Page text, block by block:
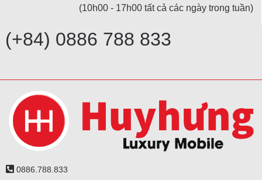
(10h00 - 17h00 tất cả các ngày trong tuần)
(+84) 0886 788 833
0886.788.833